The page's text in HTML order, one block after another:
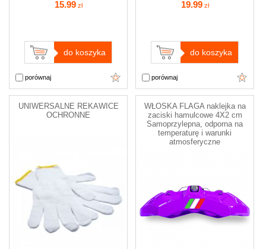
15.99 zł
do koszyka
porównaj
19.99 zł
do koszyka
porównaj
UNIWERSALNE REKAWICE
OCHRONNE
WŁOSKA FLAGA naklejka na
zaciski hamulcowe 4X2 cm
Samoprzylepna, odporna na
temperaturę i warunki
atmosferyczne